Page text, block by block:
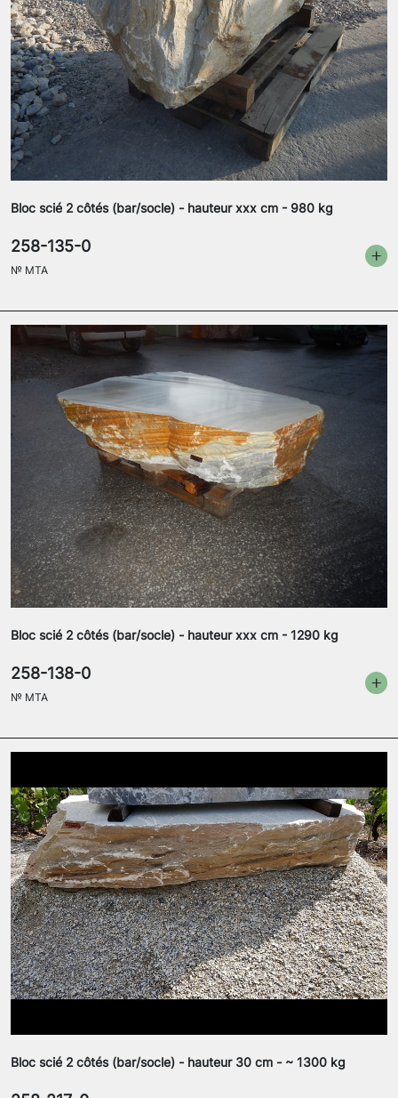
Bloc scié 2 côtés (bar/socle) - hauteur xxx cm - 980 kg
258-135-0
№ MTA
Bloc scié 2 côtés (bar/socle) - hauteur xxx cm - 1290 kg
258-138-0
№ MTA
Bloc scié 2 côtés (bar/socle) - hauteur 30 cm - ~ 1300 kg